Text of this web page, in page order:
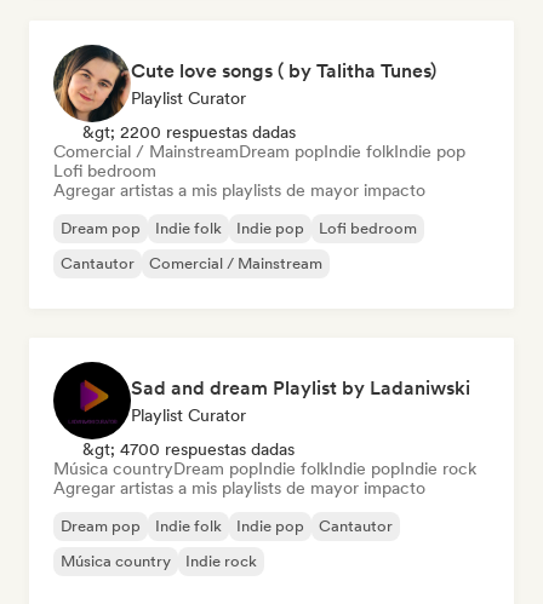
Cute love songs ( by Talitha Tunes)
Playlist Curator
&gt; 2200 respuestas dadas
Comercial / MainstreamDream popIndie folkIndie pop
Lofi bedroom
Agregar artistas a mis playlists de mayor impacto
Dream pop Indie folk Indie pop
Lofi bedroom
Cantautor
Comercial / Mainstream
Sad and dream Playlist by Ladaniwski
Playlist Curator
&gt; 4700 respuestas dadas
Música countryDream popIndie folkIndie popIndie rock
Agregar artistas a mis playlists de mayor impacto
Dream pop Indie folk Indie pop
Cantautor
Música country
Indie rock